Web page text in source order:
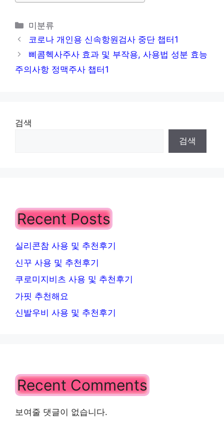
카
테
고
미분류
코로나 개인용 신속항원검사 중단 챕터1
삐콤헥사주사 효과 및 부작용, 사용법 성분 효능
주의사항 정맥주사 챕터1
검색
검색
Recent Posts
실리콘참 사용 및 추천후기
신꾸 사용 및 추천후기
쿠로미지비츠 사용 및 추천후기
가핏 추천해요
신발우비 사용 및 추천후기
Recent Comments
보여줄 댓글이 없습니다.